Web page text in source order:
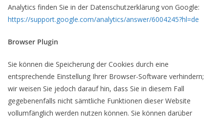
Analytics finden Sie in der Datenschutzerklärung von Google:
https://support.google.com/analytics/answer/6004245?hl=de
Browser Plugin
Sie können die Speicherung der Cookies durch eine
entsprechende Einstellung Ihrer Browser-Software verhindern;
wir weisen Sie jedoch darauf hin, dass Sie in diesem Fall
gegebenenfalls nicht sämtliche Funktionen dieser Website
vollumfänglich werden nutzen können. Sie können darüber